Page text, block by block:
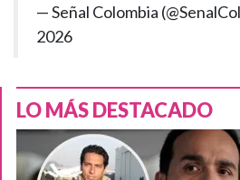
— Señal Colombia
2026
LO MÁS DESTACADO